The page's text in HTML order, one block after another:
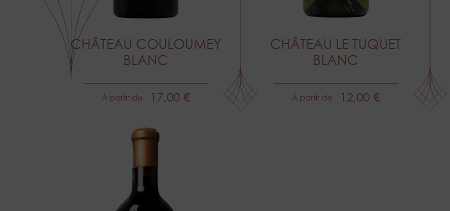
CHÂTEAU COULOUMEY
BLANC
Prix
À partir de 17,00 €
CHÂTEAU LE TUQUET
BLANC
Prix
À partir de 12,00 €